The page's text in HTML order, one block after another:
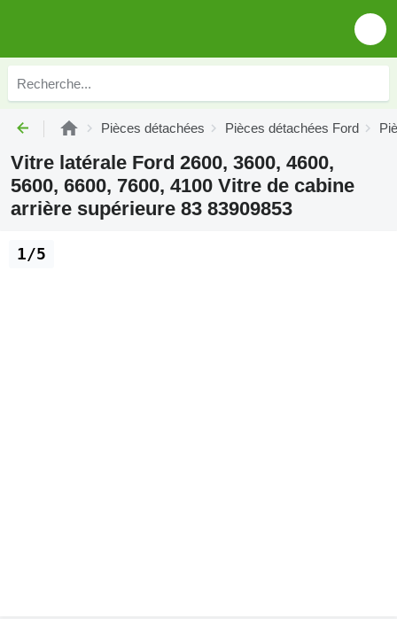
Pièces détachées Pièces détachées Ford
Vitre latérale Ford 2600, 3600, 4600,
5600, 6600, 7600, 4100 Vitre de cabine
arrière supérieure 83 83909853
1/5